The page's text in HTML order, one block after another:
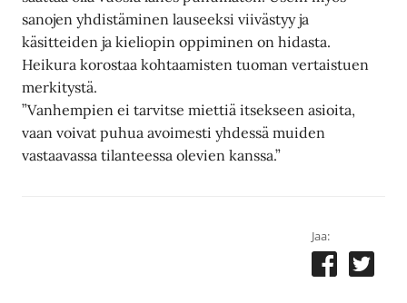
sanojen yhdistäminen lauseeksi viivästyy ja
käsitteiden ja kieliopin oppiminen on hidasta.
Heikura korostaa kohtaamisten tuoman vertaistuen
merkitystä.
”Vanhempien ei tarvitse miettiä itsekseen asioita,
vaan voivat puhua avoimesti yhdessä muiden
vastaavassa tilanteessa olevien kanssa.”
Jaa: